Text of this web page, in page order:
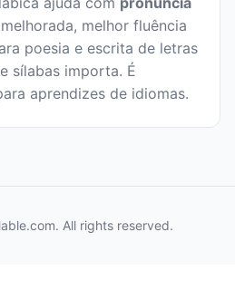
melhor fluência
poesia e escrita de letras
sílabas importa. É
aprendizes de idiomas.
All rights reserved.